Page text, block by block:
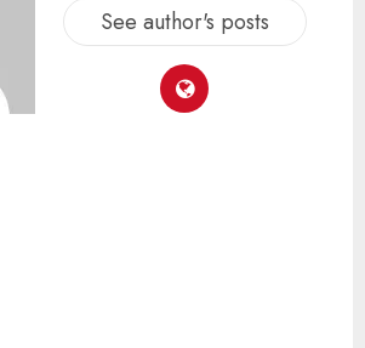
See author's posts